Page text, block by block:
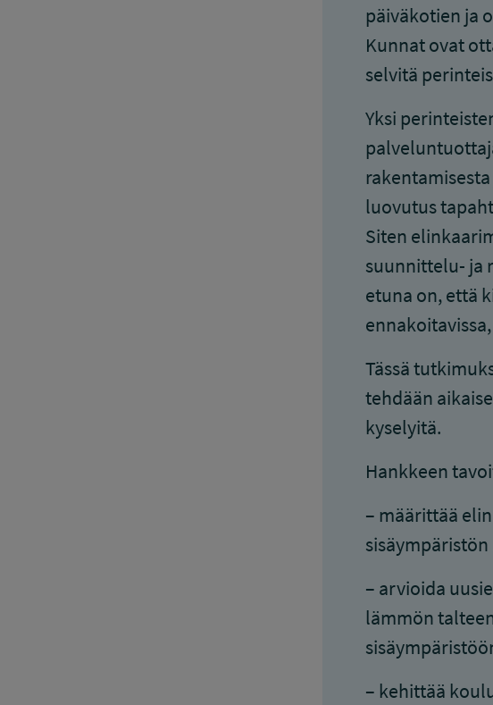
päiväkotien ja
Kunnat ovat
selvitä
Yksi
luovutus
Siten
suunnittelu- ja
etuna on, että
Tässä
tehdään
kyselyitä.
Hankkeen
– määrittää
– arvioida
lämmön
– kehittää